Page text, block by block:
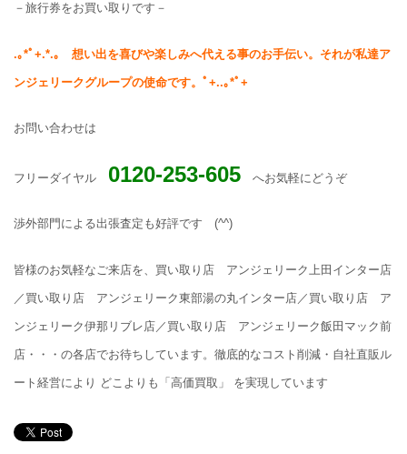
－旅行券をお買い取りです－
.｡*ﾟ +.*.｡ 想い出を喜びや楽しみへ代える事のお手伝い。それが私達ア
ンジェリークグループの使命です。ﾟ +..｡*ﾟ +
お問い合わせは
フリーダイヤル 0120-253-605 へお気軽にどうぞ
渉外部門による出張査定も好評です (^^)
皆様のお気軽なご来店を、買い取り店 アンジェリーク上田インター店
／買い取り店 アンジェリーク東部湯の丸インター店／買い取り店 ア
ンジェリーク伊那リブレ店／買い取り店 アンジェリーク飯田マック前
店・・・の各店でお待ちしています。徹底的なコスト削減・自社直販ル
ート経営により どこよりも「高価買取」 を実現しています